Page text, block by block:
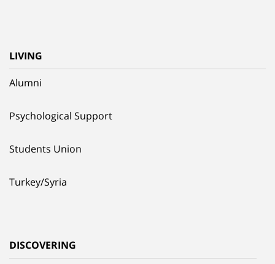
LIVING
Alumni
Psychological Support
Students Union
Turkey/Syria
DISCOVERING